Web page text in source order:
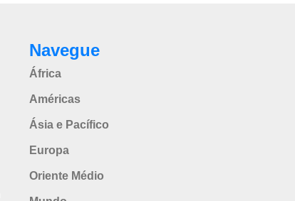
Navegue
África
Américas
Ásia e Pacífico
Europa
Oriente Médio